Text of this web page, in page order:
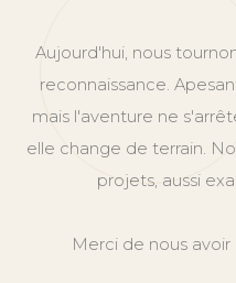
Aujourd'hui, nous
reconnaissance.
mais l'aventure ne
elle change de terrain.
projets, aussi
Merci de nous